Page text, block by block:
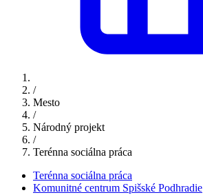
/
Mesto
/
Národný projekt
/
Terénna sociálna práca
Terénna sociálna práca
Komunitné centrum Spišské Podhradie